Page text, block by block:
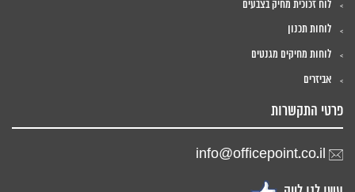
לוח זכוכית מחיק בצבעים
לוחות תכנון
לוחות מחיקים מגנטים
אביזרים
פרטי התקשרות
info@officepoint.co.il